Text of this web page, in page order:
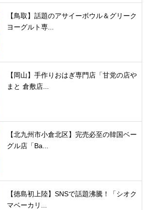
【鳥取】話題のアサイーボウル＆グリーク
ヨーグルト専...
【岡山】手作りおはぎ専門店「甘党の店や
まと 倉敷店...
【北九州市小倉北区】完売必至の韓国ベー
グル店「Ba...
【徳島初上陸】SNSで話題沸騰！「シオク
マベーカリ...